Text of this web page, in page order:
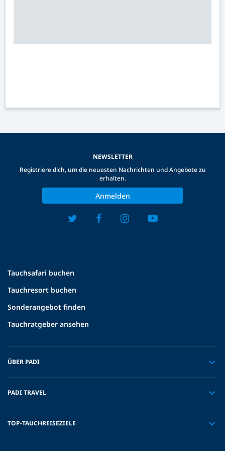
Tauchsafari buchen
Tauchresort buchen
Sonderangebot finden
Tauchratgeber ansehen
ÜBER PADI
PADI TRAVEL
TOP-TAUCHREISEZIELE
NEWSLETTER
Registriere dich, um die neuesten Nachrichten und Angebote zu
erhalten.
Anmelden